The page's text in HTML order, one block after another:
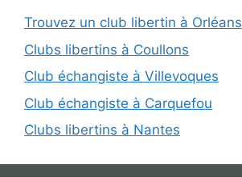
Trouvez un club libertin à Orléans
Clubs libertins à Coullons
Club échangiste à Villevoques
Club échangiste à Carquefou
Clubs libertins à Nantes